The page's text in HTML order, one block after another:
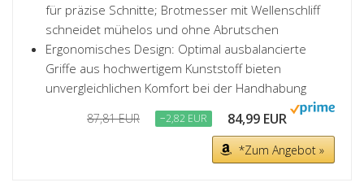
für präzise Schnitte; Brotmesser mit Wellenschliff
schneidet mühelos und ohne Abrutschen
Ergonomisches Design: Optimal ausbalancierte
Griffe aus hochwertigem Kunststoff bieten
unvergleichlichen Komfort bei der Handhabung
87,81 EUR −2,82 EUR 84,99 EUR
*Zum Angebot »